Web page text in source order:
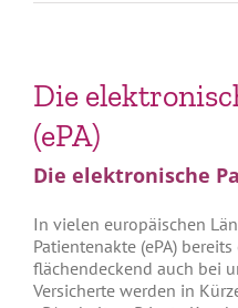
Die
(ePA)
Die elektronische
In vielen europäischen
Patientenakte (ePA)
flächendeckend auch bei
Versicherte werden in